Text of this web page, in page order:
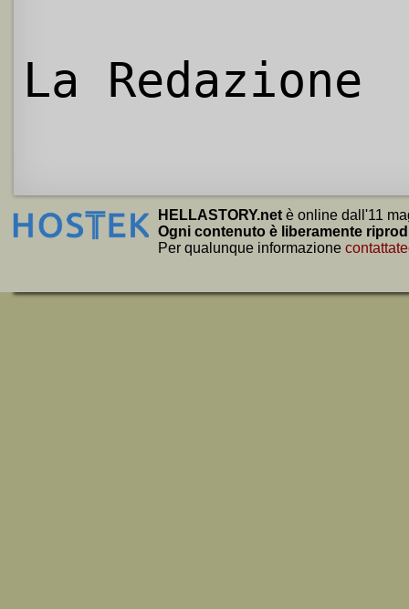
La Redazione
HELLASTORY.net è online dall'11
Ogni contenuto è liberamente
Per qualunque informazione